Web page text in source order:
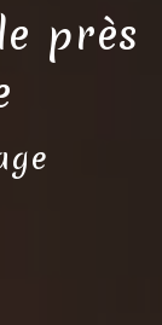
près